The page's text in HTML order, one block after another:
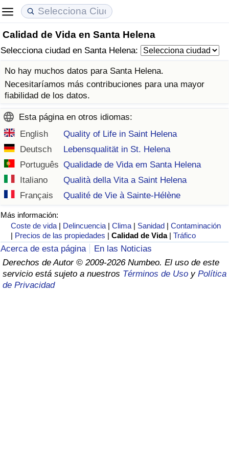
Calidad de Vida en Santa Helena
Selecciona ciudad en Santa Helena:
No hay muchos datos para Santa Helena.
Necesitaríamos más contribuciones para una mayor
fiabilidad de los datos.
Esta página en otros idiomas:
English
Quality of Life in Saint Helena
Deutsch
Lebensqualität in St. Helena
Português Qualidade de Vida em Santa Helena
Italiano
Qualità della Vita a Saint Helena
Français
Qualité de Vie à Sainte-Hélène
Más información:
Coste de vida | Delincuencia |Clima | Sanidad |Contaminación
| Precios de las propiedades |Calidad de Vida |Tráfico
Acerca de esta página
En las Noticias
Derechos de Autor © 2009-2026 Numbeo. El uso de este
servicio está sujeto a nuestros Términos de Uso y Política
de Privacidad
Coste de vida
Índice de Costo de Vida
Índice de costo de vida por país
en aqaba
Precios de las propiedades
Índice de Precios de Inmuebles
Índice de Precios de Inmuebles por País
Calidad de Vida
Índice de Calidad de Vida (Actual)
Índice de calidad de vida por país
Delincuencia
Calificación del Índice de Criminalidad
(Actual)
Índice de Criminalidad
Índice de criminalidad por país
Sanidad
Índice de Sanidad (Actual)